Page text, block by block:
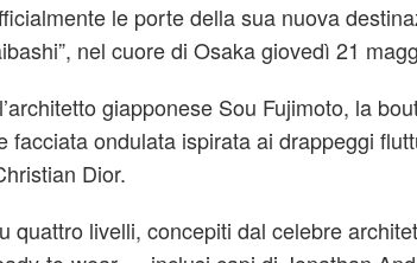
le porte della sua nuova
nel cuore di Osaka giovedì 21
giapponese Sou Fujimoto, la
facciata ondulata ispirata ai drappeggi
Dior.
quattro livelli, concepiti dal celebre